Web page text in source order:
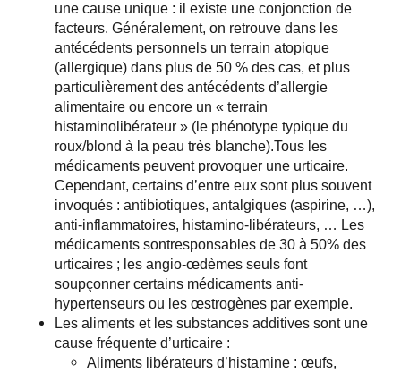
une cause unique : il existe une conjonction de
facteurs. Généralement, on retrouve dans les
antécédents personnels un terrain atopique
(allergique) dans plus de 50 % des cas, et plus
particulièrement des antécédents d’allergie
alimentaire ou encore un « terrain
histaminolibérateur » (le phénotype typique du
roux/blond à la peau très blanche).Tous les
médicaments peuvent provoquer une urticaire.
Cependant, certains d’entre eux sont plus souvent
invoqués : antibiotiques, antalgiques (aspirine, …),
anti-inflammatoires, histamino-libérateurs, … Les
médicaments sontresponsables de 30 à 50% des
urticaires ; les angio-œdèmes seuls font
soupçonner certains médicaments anti-
hypertenseurs ou les œstrogènes par exemple.
Les aliments et les substances additives sont une
cause fréquente d’urticaire :
Aliments libérateurs d’histamine : œufs,